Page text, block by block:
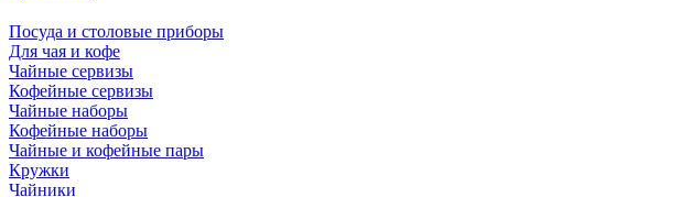
Посуда и столовые приборы
Для чая и кофе
Чайные сервизы
Кофейные сервизы
Чайные наборы
Кофейные наборы
Чайные и кофейные пары
Кружки
Чайники